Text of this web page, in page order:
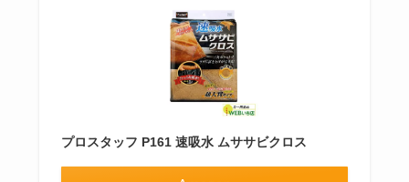
プロスタッフ P161 速吸水 ムササビクロス